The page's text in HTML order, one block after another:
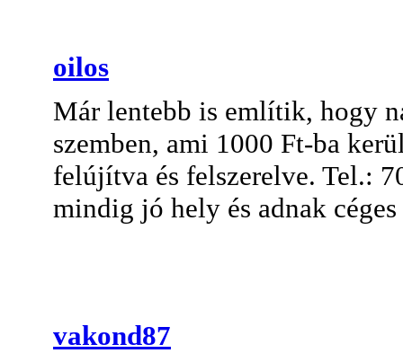
oilos
Már lentebb is említik, hogy
szemben, ami 1000 Ft-ba
felújítva és felszerelve. Tel.:
mindig jó hely és adnak
vakond87